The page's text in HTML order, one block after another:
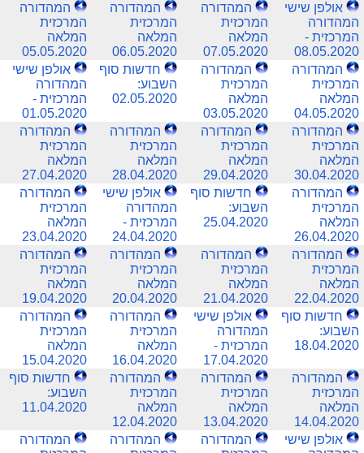
אולפן שישי
המהדורה
המרכזית -
08.05.2020
המהדורה
המרכזית
המלאה
07.05.2020
המהדורה
המרכזית
המלאה
06.05.2020
המהדורה
המרכזית
המלאה
05.05.2020
המהדורה
המרכזית
המלאה
04.05.2020
המהדורה
המרכזית
המלאה
03.05.2020
חדשות סוף
השבוע:
02.05.2020
אולפן שישי
המהדורה
המרכזית -
01.05.2020
המהדורה
המרכזית
המלאה
30.04.2020
המהדורה
המרכזית
המלאה
29.04.2020
המהדורה
המרכזית
המלאה
28.04.2020
המהדורה
המרכזית
המלאה
27.04.2020
המהדורה
המרכזית
המלאה
26.04.2020
חדשות סוף
השבוע:
25.04.2020
אולפן שישי
המהדורה
המרכזית -
24.04.2020
המהדורה
המרכזית
המלאה
23.04.2020
המהדורה
המרכזית
המלאה
22.04.2020
המהדורה
המרכזית
המלאה
21.04.2020
המהדורה
המרכזית
המלאה
20.04.2020
המהדורה
המרכזית
המלאה
19.04.2020
חדשות סוף
השבוע:
18.04.2020
אולפן שישי
המהדורה
המרכזית -
17.04.2020
המהדורה
המרכזית
המלאה
16.04.2020
המהדורה
המרכזית
המלאה
15.04.2020
המהדורה
המרכזית
המלאה
14.04.2020
המהדורה
המרכזית
המלאה
13.04.2020
המהדורה
המרכזית
המלאה
12.04.2020
חדשות סוף
השבוע:
11.04.2020
אולפן שישי
המהדורה
המהדורה
המהדורה